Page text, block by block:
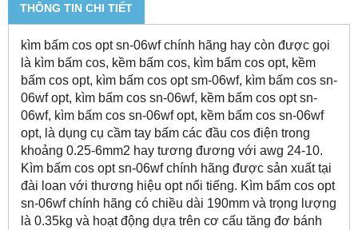
THÔNG TIN CHI TIẾT
kìm bấm cos opt sn-06wf chính hãng hay còn được gọi
là kìm bấm cos, kềm bấm cos, kìm bấm cos opt, kềm
bấm cos opt, kìm bấm cos opt sm-06wf, kìm bấm cos sn-
06wf opt, kìm bấm cos sn-06wf, kềm bấm cos opt sn-
06wf, kìm bấm cos sn-06wf opt, kềm bấm cos sn-06wf
opt, là dụng cụ cầm tay bấm các đầu cos điện trong
khoảng 0.25-6mm2 hay tương đương với awg 24-10.
Kìm bấm cos opt sn-06wf chính hãng được sản xuất tại
đài loan với thương hiệu opt nổi tiếng. Kìm bấm cos opt
sn-06wf chính hãng có chiều dài 190mm và trọng lượng
là 0.35kg và hoạt động dựa trên cơ cấu tăng đơ bánh